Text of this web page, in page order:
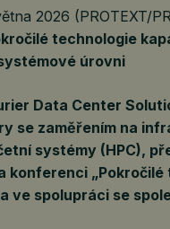
2026 (PROTEXT/
technologie
úrovni
Data Center
se zaměřením na
systémy (HPC),
konferenci
ve spolupráci se